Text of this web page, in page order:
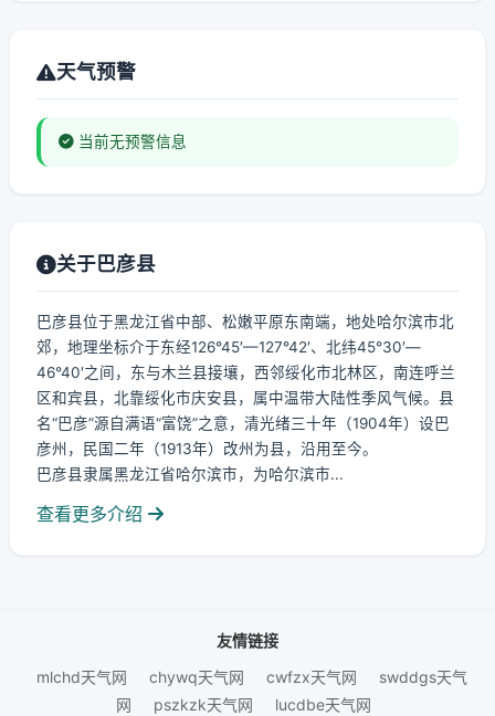
天气预警
当前无预警信息
关于巴彦县
巴彦县位于黑龙江省中部、松嫩平原东南端，地处哈尔滨市北
郊，地理坐标介于东经126°45′—127°42′、北纬45°30′—
46°40′之间，东与木兰县接壤，西邻绥化市北林区，南连呼兰
区和宾县，北靠绥化市庆安县，属中温带大陆性季风气候。县
名“巴彦”源自满语“富饶”之意，清光绪三十年（1904年）设巴
彦州，民国二年（1913年）改州为县，沿用至今。
巴彦县隶属黑龙江省哈尔滨市，为哈尔滨市...
查看更多介绍
友情链接
mlchd天气网
chywq天气网 cwfzx天气网
swddgs天气
网
pszkzk天气网 lucdbe天气网